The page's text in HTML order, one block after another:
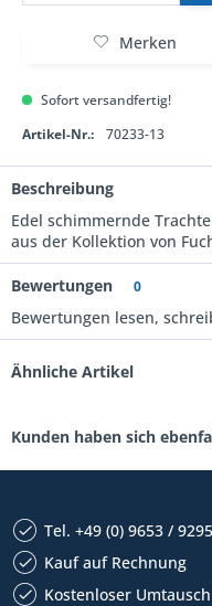
Merken
Sofort versandfertig!
Artikel-Nr.:
70233-13
Beschreibung
Edel schimmernde
aus der Kollektion von
Bewertungen 0
Bewertungen lesen,
Ähnliche Artikel
Kunden haben sich
Tel. +49 (0) 9653 /
Kauf auf Rechnung
Kostenloser Umtausch